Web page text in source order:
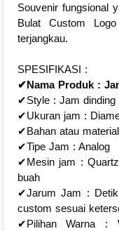
Souvenir fungsional
Bulat Custom
terjangkau.
SPESIFIKASI :
✔Nama Produk :
✔Style : Jam dinding
✔Ukuran jam :
✔Bahan atau
✔Tipe Jam : Analog
✔Mesin jam :
buah
✔Jarum Jam :
custom sesuai
✔Pilihan Warna :